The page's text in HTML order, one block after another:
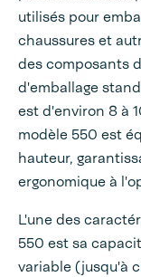
utilisés pour
chaussures et
des composants
d'emballage
est d'environ 8 à
modèle 550 est
hauteur,
ergonomique à
L'une des
550 est sa
variable (jusqu'à